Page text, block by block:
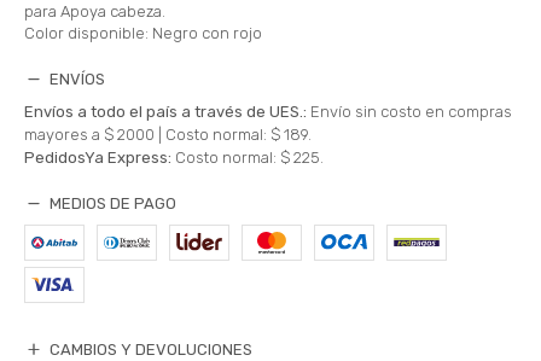
para Apoya cabeza.
Color disponible: Negro con rojo
ENVÍOS
Envíos a todo el país a través de UES.: Envío sin costo en compras
mayores a $ 2000 | Costo normal: $ 189.
PedidosYa Express: Costo normal: $ 225.
MEDIOS DE PAGO
CAMBIOS Y DEVOLUCIONES